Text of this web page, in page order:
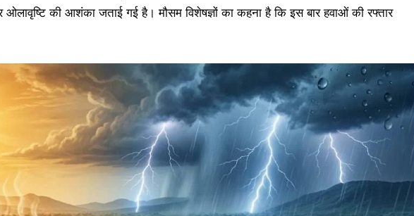
की आशंका जताई गई है। मौसम विशेषज्ञों का कहना है कि इस बार हवाओं की रफ्तार